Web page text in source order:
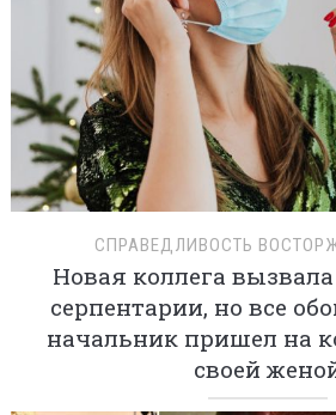
СПРАВЕДЛИВОСТЬ
Новая коллега
серпентарии, но все
начальник пришел на
своей